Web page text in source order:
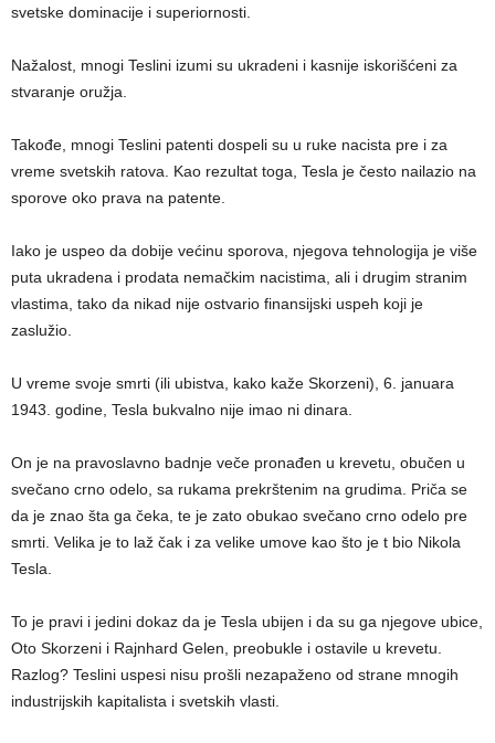
svetske dominacije i superiornosti.
Nažalost, mnogi Teslini izumi su ukradeni i kasnije iskorišćeni za
stvaranje oružja.
Takođe, mnogi Teslini patenti dospeli su u ruke nacista pre i za
vreme svetskih ratova. Kao rezultat toga, Tesla je često nailazio na
sporove oko prava na patente.
Iako je uspeo da dobije većinu sporova, njegova tehnologija je više
puta ukradena i prodata nemačkim nacistima, ali i drugim stranim
vlastima, tako da nikad nije ostvario finansijski uspeh koji je
zaslužio.
U vreme svoje smrti (ili ubistva, kako kaže Skorzeni), 6. januara
1943. godine, Tesla bukvalno nije imao ni dinara.
On je na pravoslavno badnje veče pronađen u krevetu, obučen u
svečano crno odelo, sa rukama prekrštenim na grudima. Priča se
da je znao šta ga čeka, te je zato obukao svečano crno odelo pre
smrti. Velika je to laž čak i za velike umove kao što je t bio Nikola
Tesla.
To je pravi i jedini dokaz da je Tesla ubijen i da su ga njegove ubice,
Oto Skorzeni i Rajnhard Gelen, preobukle i ostavile u krevetu.
Razlog? Teslini uspesi nisu prošli nezapaženo od strane mnogih
industrijskih kapitalista i svetskih vlasti.